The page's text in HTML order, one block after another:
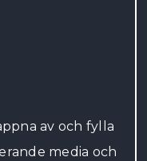
av och fylla
media och